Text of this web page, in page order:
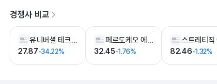
경쟁사 비교
유니버셜 테크니컬 인스티튜트
27.87-34.22%
페르도케오 에듀케이션
32.45-1.76% 82.46-1.32%